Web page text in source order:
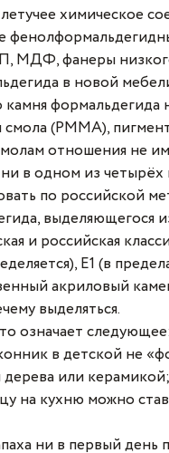
химическое
МДФ, фанеры
в новой
камня
(PMMA),
отношения не
в одном из
по российской
выделяющегося
и российская
Е1 (в
акриловый
выделяться.
означает следующее:
в детской не
или керамикой;
на кухню можно
ни в первый день